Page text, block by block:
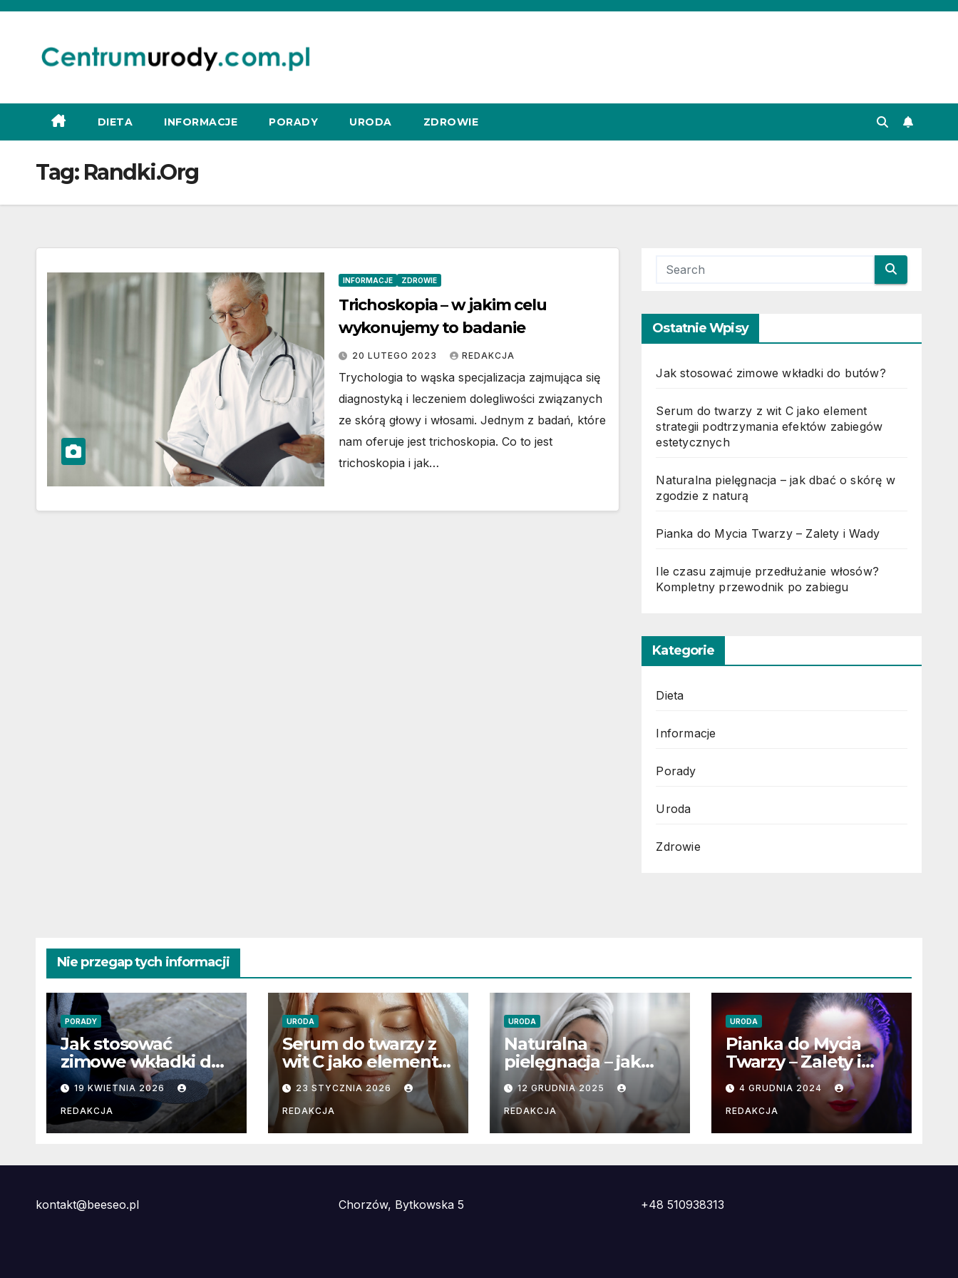
Skip
DIETA INFORMACJE PORADY URODA ZDROWIE
Tag: Randki.Org
INFORMACJE ZDROWIE
Trichoskopia – w jakim celu
wykonujemy to badanie
20 LUTEGO 2023 REDAKCJA
Trychologia to wąska specjalizacja zajmująca się
diagnostyką i leczeniem dolegliwości związanych
ze skórą głowy i włosami. Jednym z badań, które
nam oferuje jest trichoskopia. Co to jest
trichoskopia i jak…
Ostatnie Wpisy
Jak stosować zimowe wkładki do butów?
Serum do twarzy z wit C jako element
strategii podtrzymania efektów zabiegów
estetycznych
Naturalna pielęgnacja – jak dbać o skórę w
zgodzie z naturą
Pianka do Mycia Twarzy – Zalety i Wady
Ile czasu zajmuje przedłużanie włosów?
Kompletny przewodnik po zabiegu
Kategorie
Dieta
Informacje
Porady
Uroda
Zdrowie
Nie przegap tych informacji
PORADY
Jak stosować
zimowe wkładki do
butów?
19 KWIETNIA 2026
REDAKCJA
URODA
Serum do twarzy z
wit C jako element
strategii
podtrzymania
efektów zabiegów
estetycznych
23 STYCZNIA 2026
REDAKCJA
URODA
Naturalna
pielęgnacja – jak
dbać o skórę w
zgodzie z naturą
12 GRUDNIA 2025
REDAKCJA
URODA
Pianka do Mycia
Twarzy – Zalety i
Wady
4 GRUDNIA 2024
REDAKCJA
kontakt@beeseo.pl Chorzów, Bytkowska 5 +48 510938313